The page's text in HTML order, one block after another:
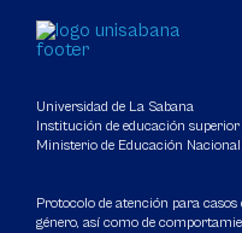
Universidad de La Sabana
Institución de educación
Ministerio de Educación Nacional
Protocolo de atención para casos
género, así como de